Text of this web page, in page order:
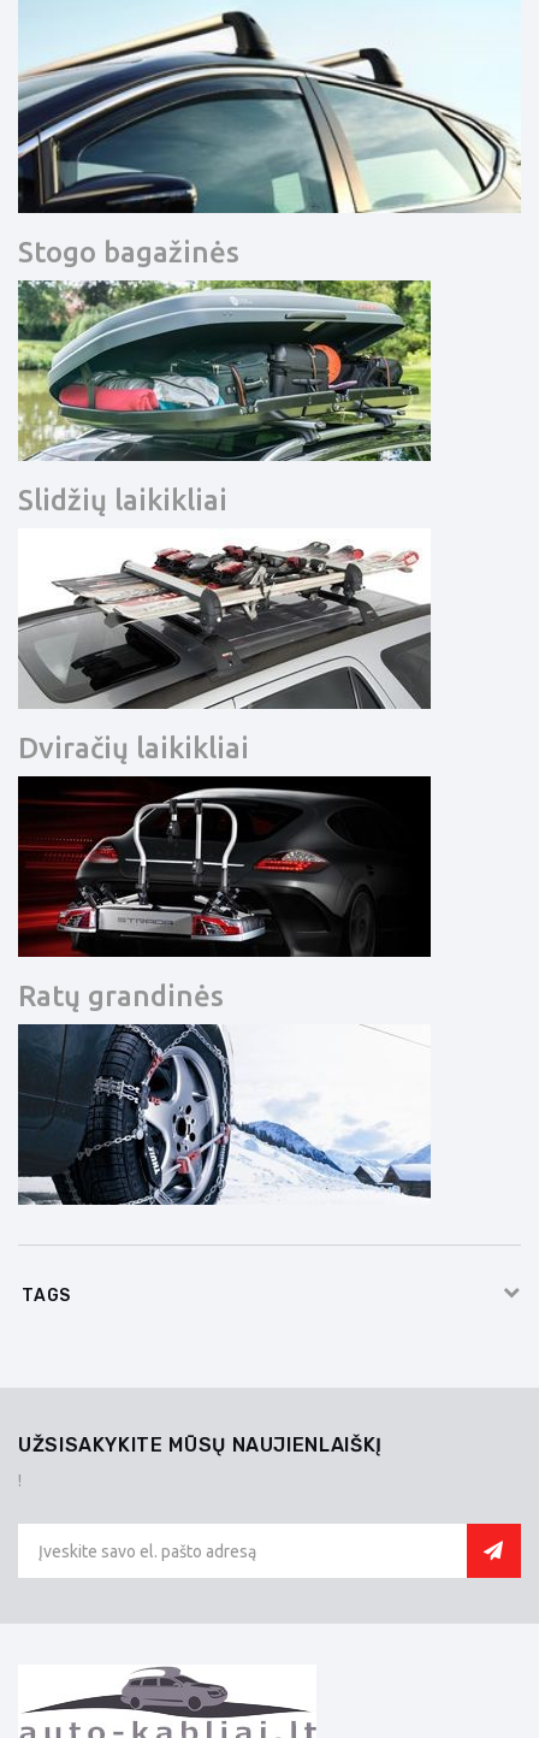
Stogo bagažinės
Slidžių laikikliai
Dviračių laikikliai
Ratų grandinės
TAGS
UŽSISAKYKITE MŪSŲ NAUJIENLAIŠKĮ
!